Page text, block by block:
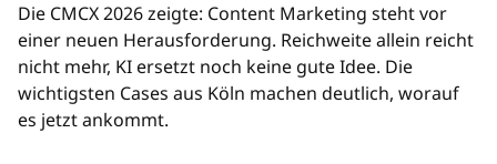
Die CMCX 2026 zeigte: Content Marketing steht vor
einer neuen Herausforderung. Reichweite allein reicht
nicht mehr, KI ersetzt noch keine gute Idee. Die
wichtigsten Cases aus Köln machen deutlich, worauf
es jetzt ankommt.